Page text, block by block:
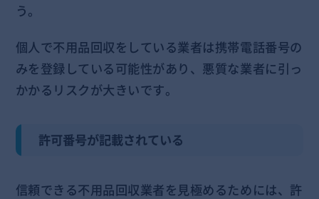
う。
個人で不用品回収をしている業者は携帯電話番号の
みを登録している可能性があり、悪質な業者に引っ
かかるリスクが大きいです。
許可番号が記載されている
信頼できる不用品回収業者を見極めるためには、許